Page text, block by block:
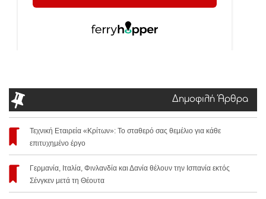
Δημοφιλή Άρθρα
Τεχνική Εταιρεία «Κρίτων»: Το σταθερό σας θεμέλιο για κάθε
επιτυχημένο έργο
Γερμανία, Ιταλία, Φινλανδία και Δανία θέλουν την Ισπανία εκτός
Σένγκεν μετά τη Θέουτα